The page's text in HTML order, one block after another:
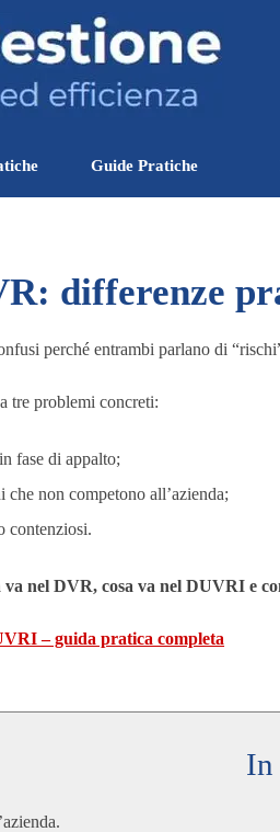
▼
Guide Pratiche
differenze
perché entrambi parlano di
tre problemi concreti:
fase di appalto;
non competono all’azienda;
contenziosi.
va nel DVR, cosa va nel DUVRI e
– guida pratica completa
In